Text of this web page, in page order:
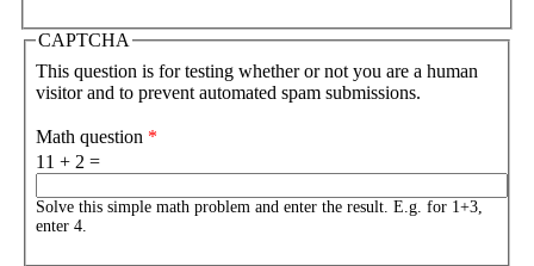
CAPTCHA
This question is for testing whether or not you are a human
visitor and to prevent automated spam submissions.
Math question *
11 + 2 =
Solve this simple math problem and enter the result. E.g. for 1+3,
enter 4.